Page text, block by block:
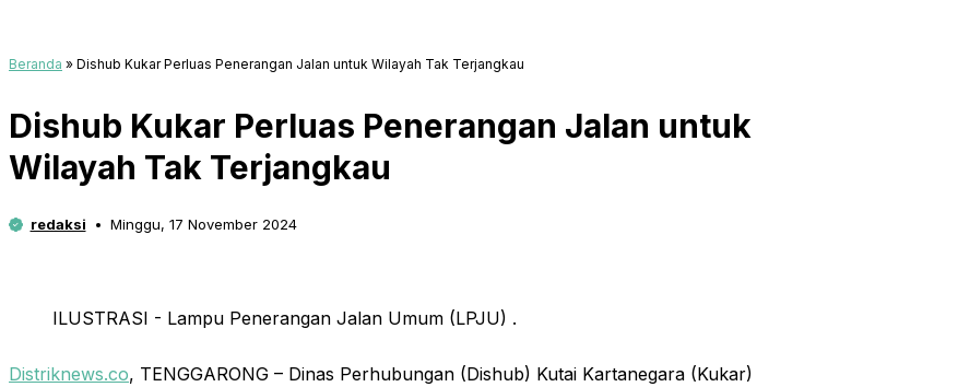
Beranda » Dishub Kukar Perluas Penerangan Jalan untuk Wilayah Tak Terjangkau
Dishub Kukar Perluas Penerangan Jalan untuk
Wilayah Tak Terjangkau
redaksi Minggu, 17 November 2024
ILUSTRASI - Lampu Penerangan Jalan Umum (LPJU) .
Distriknews.co, TENGGARONG – Dinas Perhubungan (Dishub) Kutai Kartanegara (Kukar)